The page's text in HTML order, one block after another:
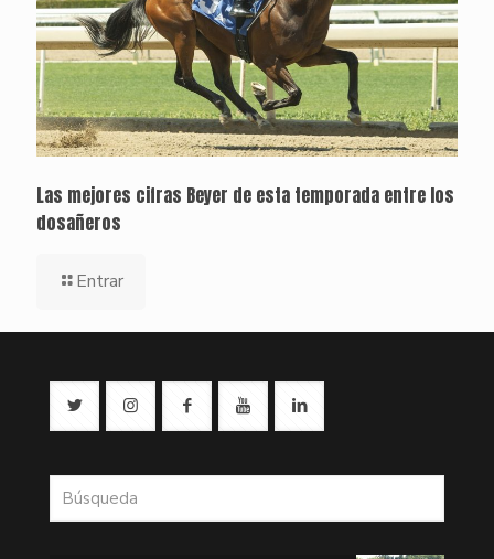
Las mejores cifras Beyer de esta temporada entre los
dosañeros
Entrar